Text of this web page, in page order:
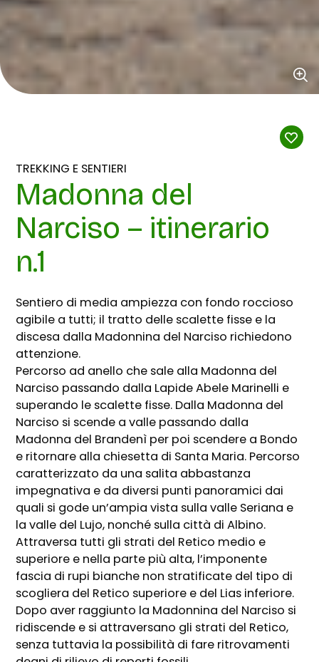
TREKKING E SENTIERI
Madonna del
Narciso – itinerario
n.1
Sentiero di media ampiezza con fondo roccioso
agibile a tutti; il tratto delle scalette fisse e la
discesa dalla Madonnina del Narciso richiedono
attenzione.
Percorso ad anello che sale alla Madonna del
Narciso passando dalla Lapide Abele Marinelli e
superando le scalette fisse. Dalla Madonna del
Narciso si scende a valle passando dalla
Madonna del Brandenì per poi scendere a Bondo
e ritornare alla chiesetta di Santa Maria. Percorso
caratterizzato da una salita abbastanza
impegnativa e da diversi punti panoramici dai
quali si gode un’ampia vista sulla valle Seriana e
la valle del Lujo, nonché sulla città di Albino.
Attraversa tutti gli strati del Retico medio e
superiore e nella parte più alta, l’imponente
fascia di rupi bianche non stratificate del tipo di
scogliera del Retico superiore e del Lias inferiore.
Dopo aver raggiunto la Madonnina del Narciso si
ridiscende e si attraversano gli strati del Retico,
senza tuttavia la possibilità di fare ritrovamenti